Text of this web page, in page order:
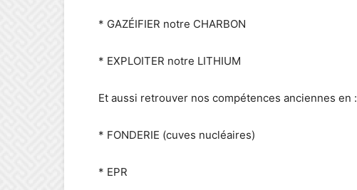
* GAZÉIFIER notre CHARBON
* EXPLOITER notre LITHIUM
Et aussi retrouver nos compétences anciennes en :
* FONDERIE (cuves nucléaires)
* EPR